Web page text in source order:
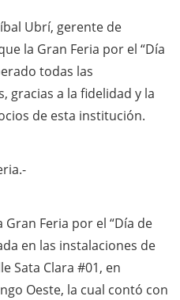
Ubrí, gerente de
la Gran Feria por el “Día
todas las
gracias a la fidelidad y la
de esta institución.
Feria por el “Día de
en las instalaciones de
Sata Clara #01, en
Oeste, la cual contó con